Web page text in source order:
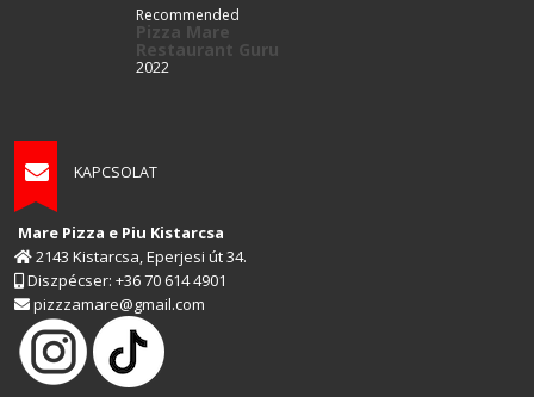
Recommended
Pizza Mare
Restaurant Guru
2022
KAPCSOLAT
Mare Pizza e Piu Kistarcsa
2143 Kistarcsa, Eperjesi út 34.
Diszpécser: +36 70 614 4901
pizzzamare@gmail.com